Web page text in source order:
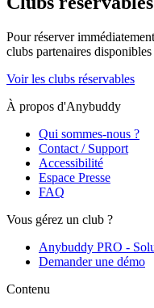
Pour réserver
clubs partenaires
Voir les clubs réservables
À propos d'Anybuddy
Qui sommes-nous ?
Contact / Support
Accessibilité
Espace Presse
FAQ
Vous gérez un club ?
Anybuddy PRO -
Demander une démo
Contenu